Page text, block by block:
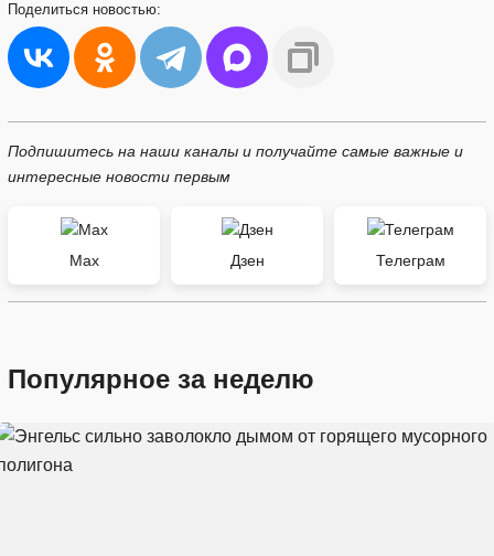
Поделиться новостью:
Подпишитесь на наши каналы и получайте самые важные и
интересные новости первым
Max Дзен Телеграм
Популярное за неделю